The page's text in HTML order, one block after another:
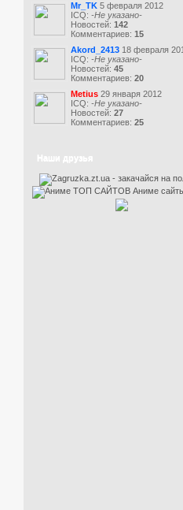
Mr_TK 5 февраля 2012
ICQ: -Не указано-
Новостей: 142
Комментариев: 15
Akord_2413 18 февраля
ICQ: -Не указано-
Новостей: 45
Комментариев: 20
Metius 29 января 2012
ICQ: -Не указано-
Новостей: 27
Комментариев: 25
Наши друзья